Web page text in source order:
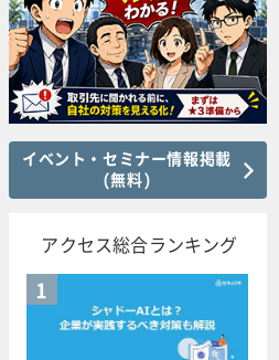
イベント・セミナー情報掲載
(無料)
アクセス総合ランキング
1